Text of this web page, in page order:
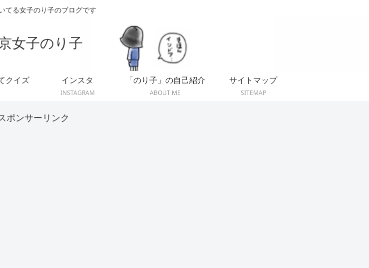
てる女子のり子のブログです
女子のり子
クイズ
インスタ
INSTAGRAM
「のり子」の自己紹介
ABOUT ME
サイトマップ
SITEMAP
ポンサーリンク